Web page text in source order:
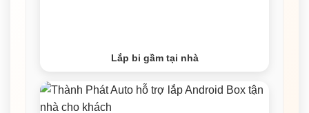
Lắp bi gầm tại nhà